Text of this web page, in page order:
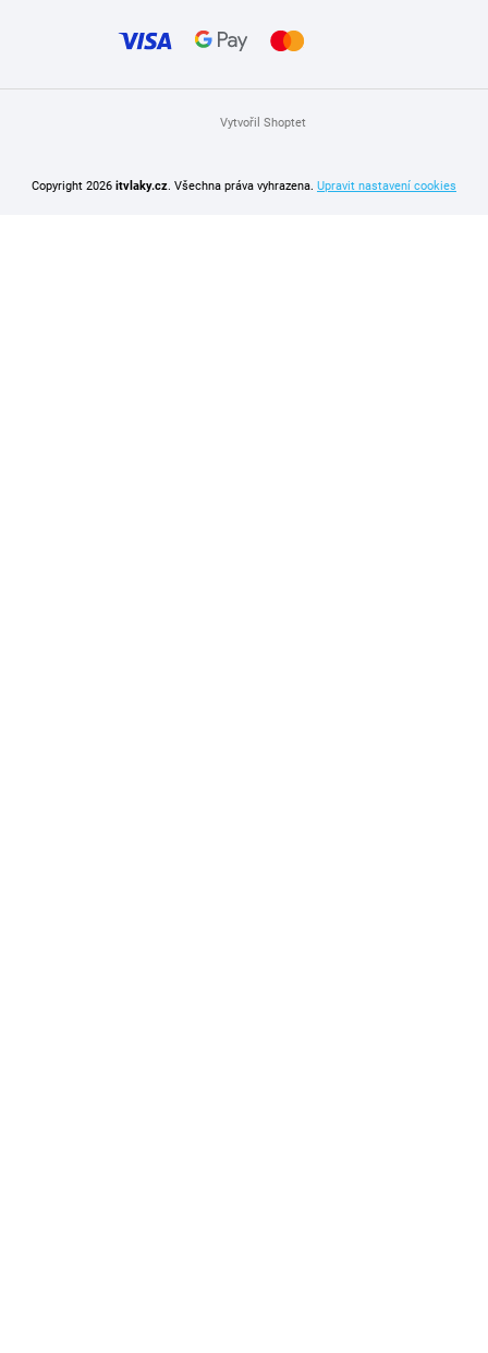
Vytvořil Shoptet
Copyright 2026 itvlaky.cz. Všechna práva vyhrazena. Upravit nastavení cookies